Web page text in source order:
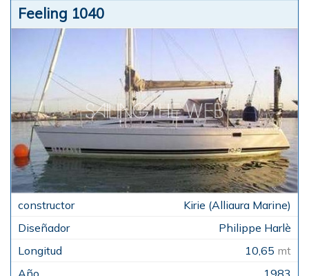
Feeling 1040
Kirie (Alliaura Marine)
Philippe Harlè
10,65 mt